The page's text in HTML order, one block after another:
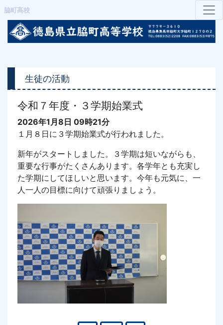
脇町高校
生徒の活動
令和７年度・３学期始業式
2026年1月8日 09時21分
１月８日に３学期始業式が行われました。
新年がスタートしました。３学期は短いながらも、
重要な行事がたくさんあります。各学年とも充実し
た学期にしてほしいと思います。今年も元気に、一
人一人の目標に向けて頑張りましょう。